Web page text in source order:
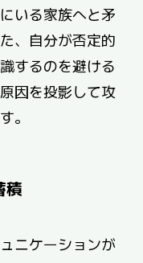
いる家族へと矛
、自分が否定的
するのを避ける
因を投影して攻
。
積
ニケーションが